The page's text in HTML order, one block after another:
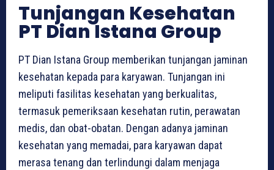
Tunjangan Kesehatan
PT Dian Istana Group
PT Dian Istana Group memberikan tunjangan jaminan
kesehatan kepada para karyawan. Tunjangan ini
meliputi fasilitas kesehatan yang berkualitas,
termasuk pemeriksaan kesehatan rutin, perawatan
medis, dan obat-obatan. Dengan adanya jaminan
kesehatan yang memadai, para karyawan dapat
merasa tenang dan terlindungi dalam menjaga